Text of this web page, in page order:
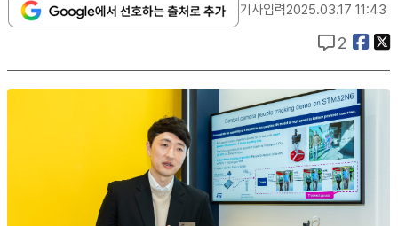
기사입력2025.03.17 11:43
2